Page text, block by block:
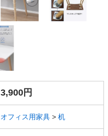
3,900円
オフィス用家具 > 机